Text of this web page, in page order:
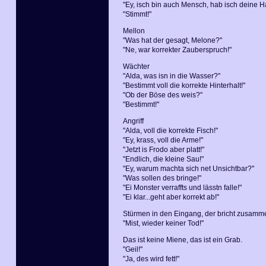
"Ey, isch bin auch Mensch, hab isch deine
"Stimmt!"
Mellon
"Was hat der gesagt, Melone?"
"Ne, war korrekter Zauberspruch!"
Wächter
"Alda, was isn in die Wasser?"
"Bestimmt voll die korrekte Hinterhalt!"
"Ob der Böse des weis?"
"Bestimmt!"
Angriff
"Alda, voll die korrekte Fisch!"
"Ey, krass, voll die Arme!"
"Jetzt is Frodo aber platt!"
"Endlich, die kleine Sau!"
"Ey, warum machta sich net Unsichtbar?"
"Was sollen des bringe!"
"Ei Monster verraffts und lässtn falle!"
"Ei klar...geht aber korrekt ab!"
Stürmen in den Eingang, der bricht
"Mist, wieder keiner Tod!"
Das ist keine Miene, das ist ein Grab.
"Geil!"
"Ja, des wird fett!"